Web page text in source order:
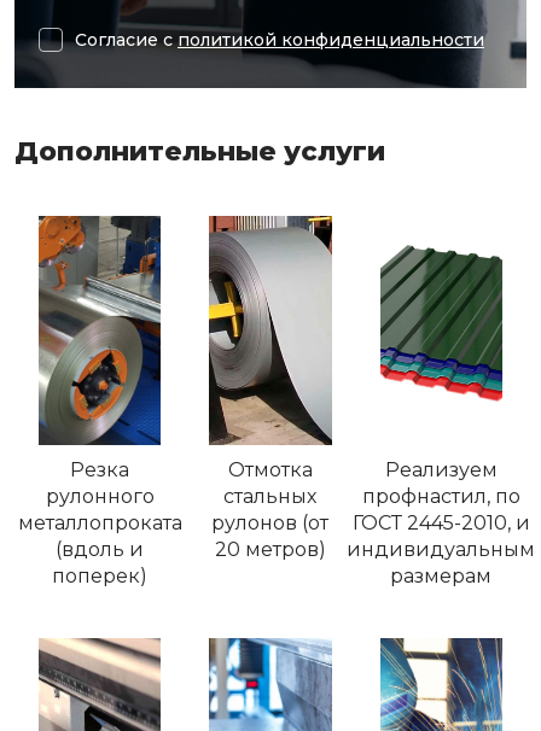
Согласие с политикой конфиденциальности
Дополнительные услуги
Резка
рулонного
металлопроката
(вдоль и
поперек)
Отмотка
стальных
рулонов (от
20 метров)
Реализуем
профнастил, по
ГОСТ 2445-2010, и
индивидуальным
размерам